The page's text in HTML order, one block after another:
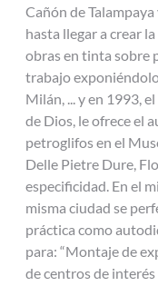
Cañón de
hasta llegar a crear
obras en tinta sobre
trabajo
Milán, ... y en 1993,
de Dios, le ofrece el
petroglifos en el
Delle Pietre Dure,
especificidad. En el
misma ciudad se
práctica como
para: “Montaje de
de centros de